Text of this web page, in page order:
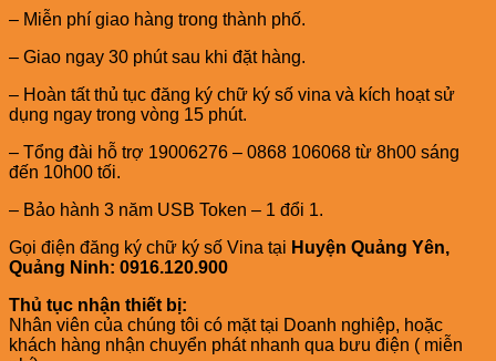
– Miễn phí giao hàng trong thành phố.
– Giao ngay 30 phút sau khi đặt hàng.
– Hoàn tất thủ tục đăng ký chữ ký số vina và kích hoạt sử
dụng ngay trong vòng 15 phút.
– Tổng đài hỗ trợ 19006276 – 0868 106068 từ 8h00 sáng
đến 10h00 tối.
– Bảo hành 3 năm USB Token – 1 đổi 1.
Gọi điện đăng ký chữ ký số Vina tại Huyện Quảng Yên,
Quảng Ninh: 0916.120.900
Thủ tục nhận thiết bị:
Nhân viên của chúng tôi có mặt tại Doanh nghiệp, hoặc
khách hàng nhận chuyển phát nhanh qua bưu điện ( miễn